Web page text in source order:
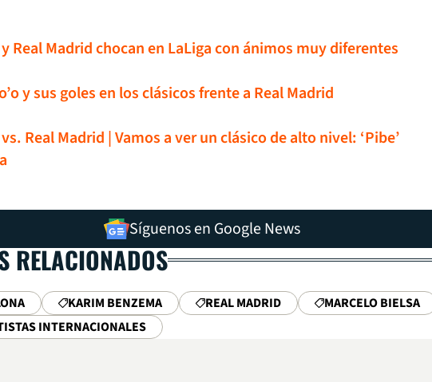
Real Madrid chocan en LaLiga con ánimos muy diferentes
y sus goles en los clásicos frente a Real Madrid
Real Madrid | Vamos a ver un clásico de alto nivel: ‘Pibe’
Síguenos en Google News
RELACIONADOS
KARIM BENZEMA REAL MADRID
MARCELO BIELSA
INTERNACIONALES